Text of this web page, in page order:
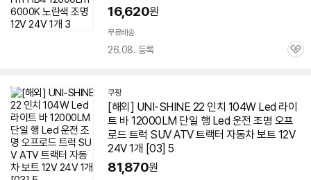
16,620원
무료배송
26.08. 등록
관
쿠팡
[해외] UNI-SHINE 22 인치 104W Led 라이
트 바 12000LM 단일 행 Led 운전 조명 오프
로드 트럭 SUV ATV 트랙터 자동차 보트 12V
24V 1개 [03] 5
81,870원